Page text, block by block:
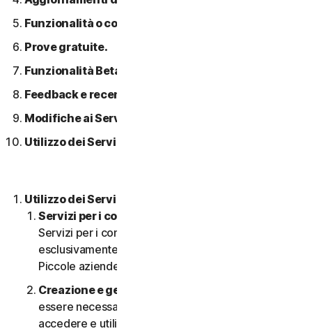
Funzionalità o contenuti di terzi.
Prove gratuite.
Funzionalità Beta.
Feedback e recensioni.
Modifiche ai Servizi.
Utilizzo dei Servizi in una rete.
Utilizzo dei Servizi.
Servizi per i consumatori o aziendali
Servizi per i consumatori sono concepiti e adatti
esclusivamente per i consumatori, non per le
Piccole aziende.
Creazione e gestione di un account.
essere necessario disporre di un account per
accedere e utilizzare i Servizi. È importante fornire